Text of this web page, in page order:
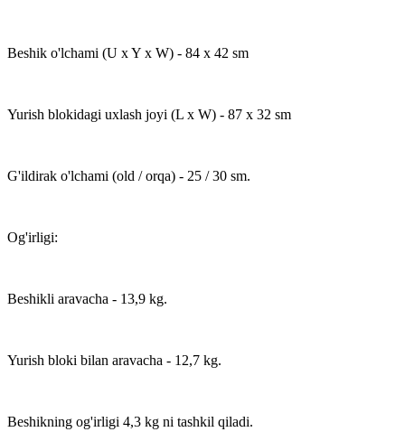
Beshik o'lchami (U x Y x W) - 84 x 42 sm
Yurish blokidagi uxlash joyi (L x W) - 87 x 32 sm
G'ildirak o'lchami (old / orqa) - 25 / 30 sm.
Og'irligi:
Beshikli aravacha - 13,9 kg.
Yurish bloki bilan aravacha - 12,7 kg.
Beshikning og'irligi 4,3 kg ni tashkil qiladi.